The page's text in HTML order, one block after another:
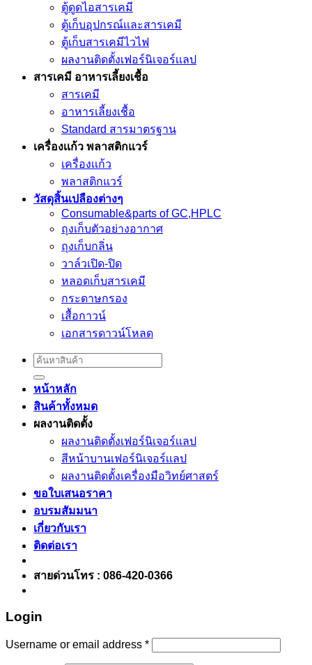
ตู้ดูดไอสารเคมี
ตู้เก็บอุปกรณ์เเละสารเคมี
ตู้เก็บสารเคมีไวไฟ
ผลงานติดตั้งเฟอร์นิเจอร์เเลป
สารเคมี อาหารเลี้ยงเชื้อ
สารเคมี
อาหารเลี้ยงเชื้อ
Standard สารมาตรฐาน
เครื่องเเก้ว พลาสติกแวร์
เครื่องเเก้ว
พลาสติกแวร์
วัสดุสิ้นเปลืองต่างๆ
Consumable&parts of GC,HPLC
ถุงเก็บตัวอย่างอากาศ
ถุงเก็บกลิ่น
วาล์วเปิด-ปิด
หลอดเก็บสารเคมี
กระดาษกรอง
เสื้อกาวน์
เอกสารดาวน์โหลด
Search
for:
หน้าหลัก
สินค้าทั้งหมด
ผลงานติดตั้ง
ผลงานติดตั้งเฟอร์นิเจอร์เเลป
สีหน้าบานเฟอร์นิเจอร์เเลป
ผลงานติดตั้งเครื่องมือวิทย์ศาสตร์
ขอใบเสนอราคา
อบรมสัมมนา
เกี่ยวกับเรา
ติดต่อเรา
สายด่วนโทร : 086-420-0366
Login
Username or email address *